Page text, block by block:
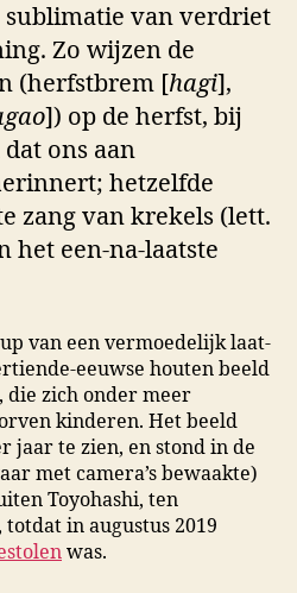
sublimatie van verdriet
Zo wijzen de
(herfstbrem [hagi],
]) op de herfst, bij
ons aan
hetzelfde
zang van krekels (lett.
het een-na-laatste
van een vermoedelijk laat-
eeuwse houten beeld
die zich onder meer
kinderen. Het beeld
jaar te zien, en stond in de
met camera’s bewaakte)
Toyohashi, ten
in augustus 2019
was.